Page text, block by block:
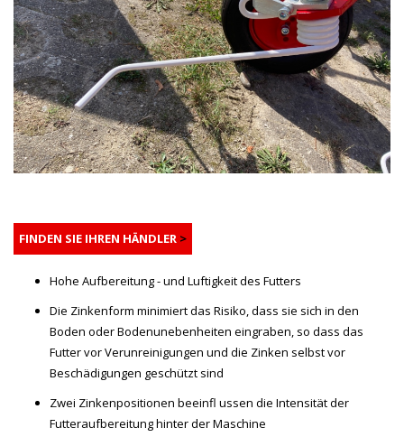
FINDEN SIE IHREN HÄNDLER >
Hohe Aufbereitung - und Luftigkeit des Futters
Die Zinkenform minimiert das Risiko, dass sie sich in den
Boden oder Bodenunebenheiten eingraben, so dass das
Futter vor Verunreinigungen und die Zinken selbst vor
Beschädigungen geschützt sind
Zwei Zinkenpositionen beeinfl ussen die Intensität der
Futteraufbereitung hinter der Maschine